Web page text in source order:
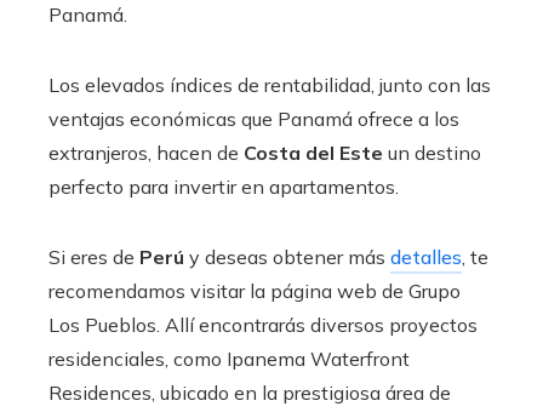
Panamá.
Los elevados índices de rentabilidad, junto con las
ventajas económicas que Panamá ofrece a los
extranjeros, hacen de Costa del Este un destino
perfecto para invertir en apartamentos.
Si eres de Perú y deseas obtener más detalles , te
recomendamos visitar la página web de Grupo
Los Pueblos. Allí encontrarás diversos proyectos
residenciales, como Ipanema Waterfront
Residences, ubicado en la prestigiosa área de